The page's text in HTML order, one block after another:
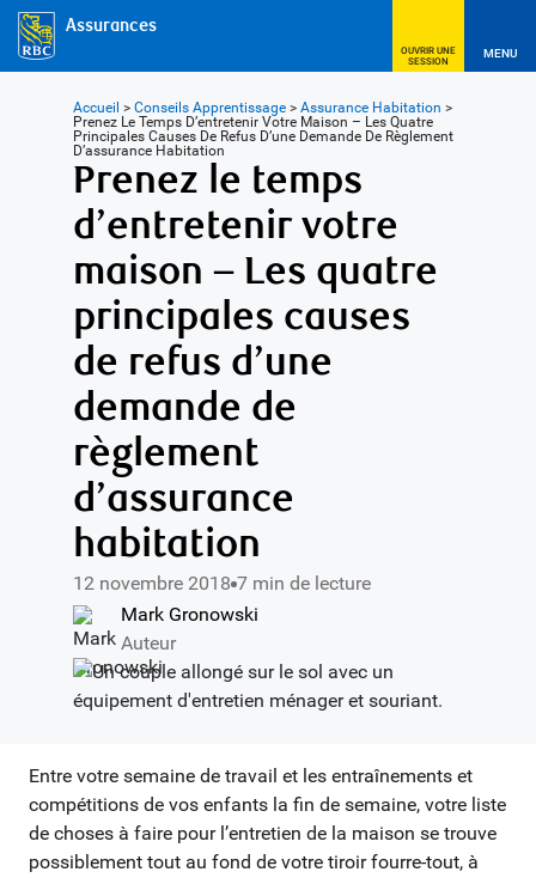
Assurances
OUVRIR UNE
SESSION
MENU
Accueil > Conseils Apprentissage> Assurance Habitation >
Prenez Le Temps D’entretenir Votre Maison – Les Quatre
Principales Causes De Refus D’une Demande De Règlement
D’assurance Habitation
Prenez le temps
d’entretenir votre
maison – Les quatre
principales causes
de refus d’une
demande de
règlement
d’assurance
habitation
12 novembre 2018 7 min de lecture
Mark Gronowski
Auteur
Entre votre semaine de travail et les entraînements et
compétitions de vos enfants la fin de semaine, votre liste
de choses à faire pour l’entretien de la maison se trouve
possiblement tout au fond de votre tiroir fourre-tout, à